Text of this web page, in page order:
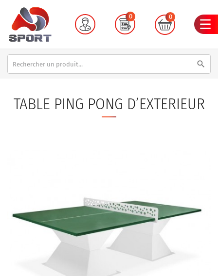
0 0
search
TABLE PING PONG D’EXTERIEUR